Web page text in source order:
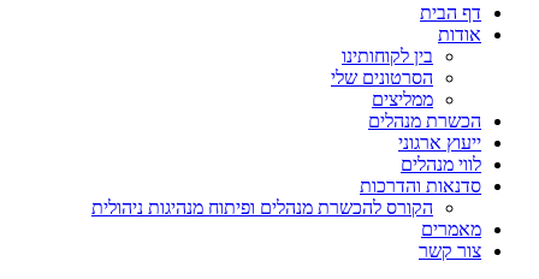
דף הבית
אודות
בין לקוחותינו
הסרטונים שלי
ממליצים
הכשרת מנהלים
ייעוץ ארגוני
לווי מנהלים
סדנאות והדרכות
הקורס להכשרת מנהלים ופיתוח מנהיגות ניהולית
מאמרים
צור קשר